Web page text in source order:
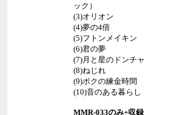
ック）
(3)オリオン
(4)夢の4倍
(5)フトンメイキン
(6)君の夢
(7)月と星のドンチャ
(8)ねじれ
(9)ボクの練金時間
(10)音のある暮らし
MMR-033のみ+収録